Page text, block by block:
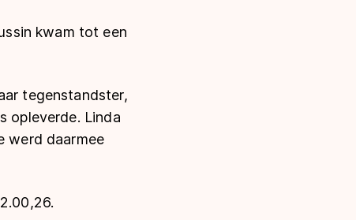
kwam tot een
tegenstandster,
opleverde. Linda
werd daarmee